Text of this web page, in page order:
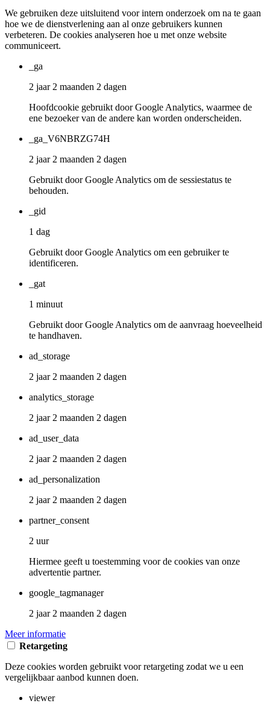
We gebruiken deze uitsluitend voor intern onderzoek om na te gaan
hoe we de dienstverlening aan al onze gebruikers kunnen
verbeteren. De cookies analyseren hoe u met onze website
communiceert.
_ga
2 jaar 2 maanden 2 dagen
Hoofdcookie gebruikt door Google Analytics, waarmee de
ene bezoeker van de andere kan worden onderscheiden.
_ga_V6NBRZG74H
2 jaar 2 maanden 2 dagen
Gebruikt door Google Analytics om de sessiestatus te
behouden.
_gid
1 dag
Gebruikt door Google Analytics om een gebruiker te
identificeren.
_gat
1 minuut
Gebruikt door Google Analytics om de aanvraag hoeveelheid
te handhaven.
ad_storage
2 jaar 2 maanden 2 dagen
analytics_storage
2 jaar 2 maanden 2 dagen
ad_user_data
2 jaar 2 maanden 2 dagen
ad_personalization
2 jaar 2 maanden 2 dagen
partner_consent
2 uur
Hiermee geeft u toestemming voor de cookies van onze
advertentie partner.
google_tagmanager
2 jaar 2 maanden 2 dagen
Meer informatie
Retargeting
Deze cookies worden gebruikt voor retargeting zodat we u een
vergelijkbaar aanbod kunnen doen.
viewer